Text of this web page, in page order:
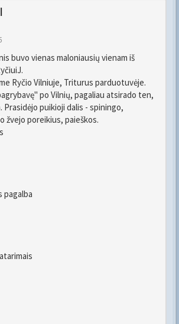
buvo vienas maloniausių vienam iš
Ryčio Vilniuje, Triturus parduotuvėje.
po Vilnių, pagaliau atsirado ten,
puikioji dalis - spiningo,
žvejo poreikius, paieškos.
pagalba